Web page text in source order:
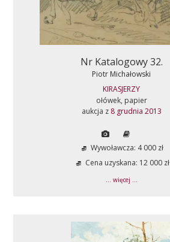
Nr Katalogowy 32.
Piotr Michałowski
KIRASJERZY
ołówek, papier
aukcja z 8 grudnia 2013
Wywoławcza: 4 000 zł
Cena uzyskana: 12 000 zł
... więcej ...